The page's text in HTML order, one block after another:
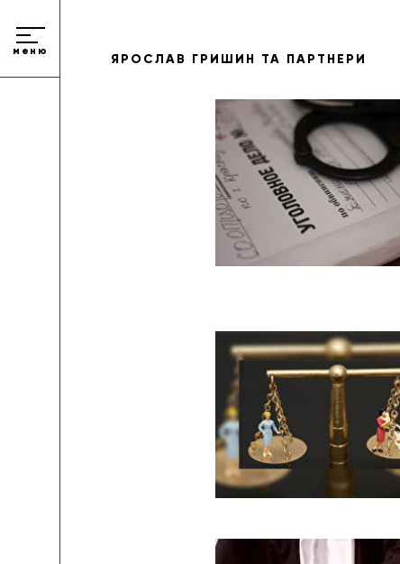
меню
ЯРОСЛАВ ГРИШИН ТА ПАРТНЕРИ